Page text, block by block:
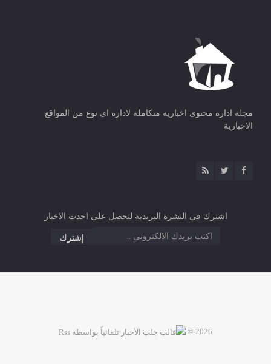
مجلة ادارة محتوى اخبارية متكاملة لادارة اى نوع من المواقع
الاخبارية
اشترك فى النشرة البريدية لتحصل على احدث الاخبار
2026 ©